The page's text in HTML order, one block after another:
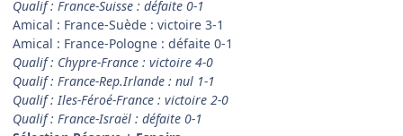
Qualif : France-Suisse : défaite 0-1
Amical : France-Suède : victoire 3-1
Amical : France-Pologne : défaite 0-1
Qualif : Chypre-France : victoire 4-0
Qualif : France-Rep.Irlande : nul 1-1
Qualif : Iles-Féroé-France : victoire 2-0
Qualif : France-Israël : défaite 0-1